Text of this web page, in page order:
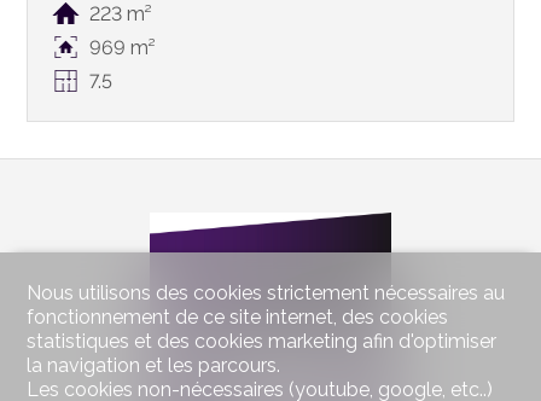
223 m²
969 m²
7.5
Nous utilisons des cookies strictement nécessaires au
fonctionnement de ce site internet, des cookies
statistiques et des cookies marketing afin d'optimiser
la navigation et les parcours.
Les cookies non-nécessaires (youtube, google, etc..)